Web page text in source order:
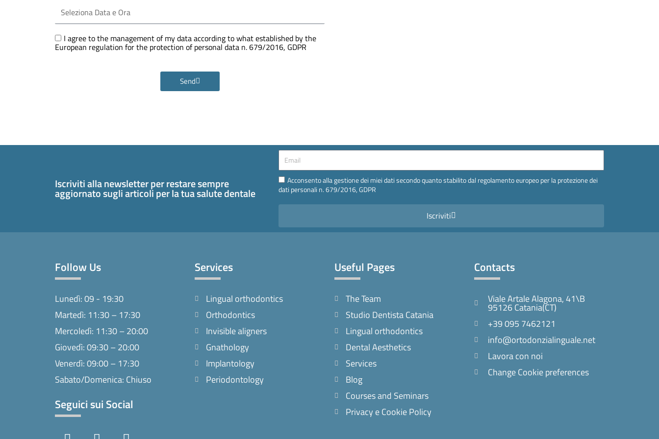
Data
e
GDPR
I agree to the management of my data according to what established by the
European regulation for the protection of personal data n. 679/2016, GDPR
Send
Iscriviti alla newsletter per restare sempre
aggiornato sugli articoli per la tua salute dentale
Email
Email
Acconsento alla gestione dei miei dati secondo quanto stabilito dal regolamento europeo per la protezione dei
dati personali n. 679/2016, GDPR
Iscriviti
Follow Us
Lunedì: 09 - 19:30
Martedì: 11:30 – 17:30
Mercoledì: 11:30 – 20:00
Giovedì: 09:30 – 20:00
Venerdì: 09:00 – 17:30
Sabato/Domenica: Chiuso
Seguici sui Social
Services
Lingual orthodontics
Orthodontics
Invisible aligners
Gnathology
Implantology
Periodontology
Useful Pages
The Team
Studio Dentista Catania
Lingual orthodontics
Dental Aesthetics
Services
Blog
Courses and Seminars
Privacy e Cookie Policy
Contacts
Viale Artale Alagona, 41\B
95126 Catania(CT)
+39 095 7462121
info@ortodonzialinguale.net
Lavora con noi
Change Cookie preferences